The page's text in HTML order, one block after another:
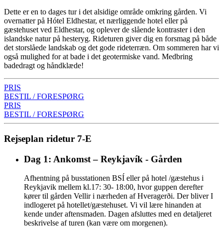
Dette er en to dages tur i det alsidige område omkring gården. Vi
overnatter på Hótel Eldhestar, et nærliggende hotel eller på
gæstehuset ved Eldhestar, og oplever de slående kontraster i den
islandske natur på hesteryg. Rideturen giver dig en forsmag på både
det storslåede landskab og det gode rideterræn. Om sommeren har vi
også mulighed for at bade i det geotermiske vand. Medbring
badedragt og håndklæde!
PRIS
BESTIL / FORESPØRG
PRIS
BESTIL / FORESPØRG
Rejseplan ridetur 7-E
Dag 1: Ankomst – Reykjavík - Gården
Afhentning på busstationen BSÍ eller på hotel /gæstehus i
Reykjavik mellem kl.17: 30- 18:00, hvor guppen derefter
kører til gården Vellir i nærheden af Hveragerði. Der bliver I
indlogeret på hotellet/gæstehuset. Vi vil lære hinanden at
kende under aftensmaden. Dagen afsluttes med en detaljeret
beskrivelse af turen (kan være om morgenen).